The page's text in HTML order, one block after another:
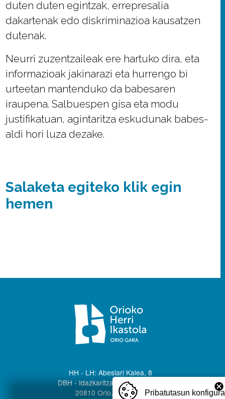
duten duten egintzak, errepresalia
dakartenak edo diskriminazioa kausatzen
dutenak.
Neurri zuzentzaileak ere hartuko dira, eta
informazioak jakinarazi eta hurrengo bi
urteetan mantenduko da babesaren
iraupena. Salbuespen gisa eta modu
justifikatuan, agintaritza eskudunak babes-
aldi hori luza dezake.
Salaketa egiteko klik egin
hemen
HH - LH: Abeslari Kalea, 8
DBH - Idazkaritza: Palota kalea 1
20810 Orio, GipuzkoaPribatutasun